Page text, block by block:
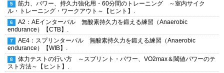
筋力、パワー、持久力強化用・60分間のトレーニング ～室内サイク
ル・トレーニング・ワークアウト～【ヒント】.
A2：AEインターバル 無酸素持久力を鍛える練習（Anaerobic
endurance）【CTB】.
AE4：スプリンターバル 無酸素持久力を鍛える練習（Anaerobic
endurance）【WIB】.
体力テストの行い方 ～スプリント・パワー、VO2max＆閾値パワーのテ
スト方法～【ヒント】.